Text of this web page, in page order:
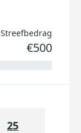
Streefbedrag
€500
25